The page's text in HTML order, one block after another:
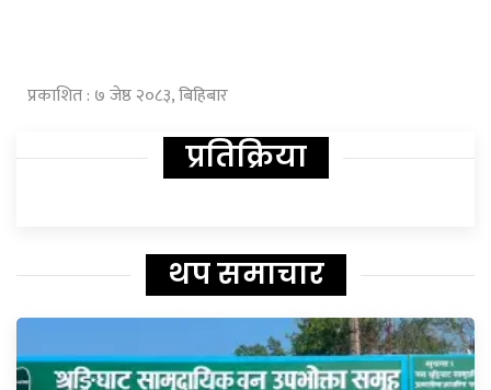
प्रकाशित : ७ जेष्ठ २०८३, बिहिबार
प्रतिक्रिया
थप समाचार